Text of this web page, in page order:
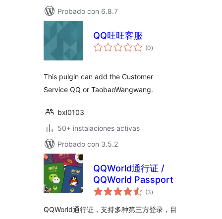
Probado con 6.8.7
QQ旺旺客服
(0total
de
)
This pulgin can add the Customer
Service QQ or TaobaoWangwang.
bxl0103
50+ instalaciones activas
Probado con 3.5.2
QQWorld通行证 /
QQWorld Passport
(3total
de
)
QQWorld通行证，支持多种第三方登录，目